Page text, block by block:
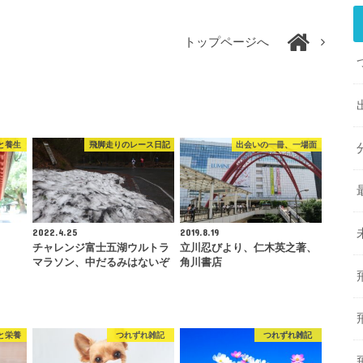
トップページへ
養生 飛脚走りのレース日記
2022.4.25
チャレンジ富士五湖ウルトラ
マラソン、中だるみはないぞ
出会いの一冊、一場面
2019.8.19
立川忍びより、仁木英之著、
角川書店
栄養 つれずれ雑記 つれずれ雑記